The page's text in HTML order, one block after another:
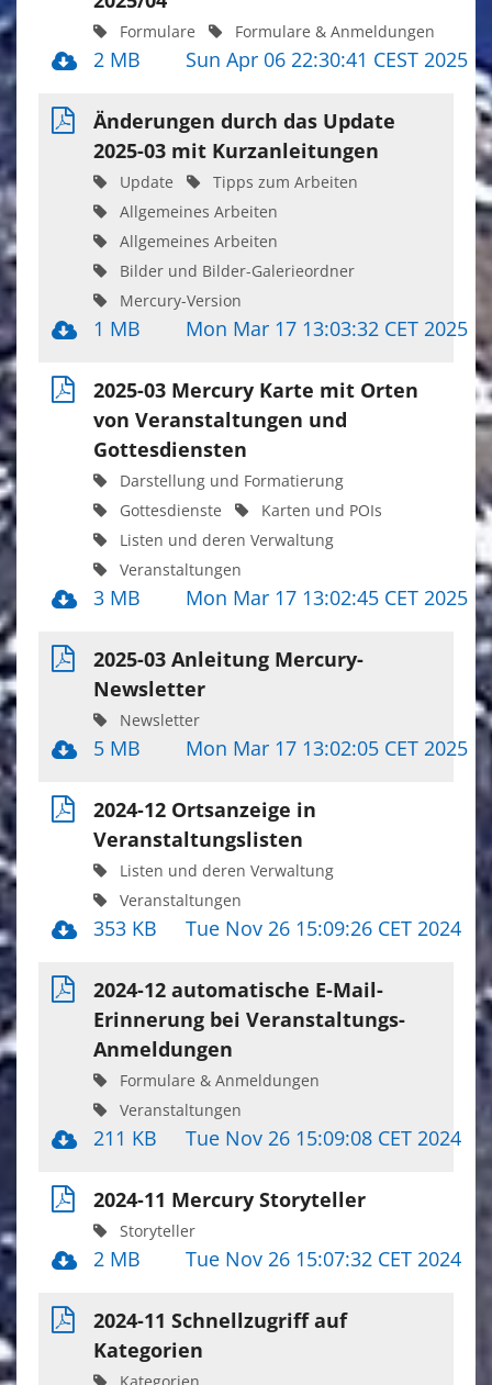
Formulare Formulare & Anmeldungen
2 MB Sun Apr 06 22:30:41 CEST 2025
Änderungen durch das Update
2025-03 mit Kurzanleitungen
Update
Tipps zum Arbeiten
Allgemeines Arbeiten
Allgemeines Arbeiten
Bilder und Bilder-Galerieordner
Mercury-Version
1 MB Mon Mar 17 13:03:32 CET 2025
2025-03 Mercury Karte mit Orten
von Veranstaltungen und
Gottesdiensten
Darstellung und Formatierung
Gottesdienste
Karten und POIs
Listen und deren Verwaltung
Veranstaltungen
3 MB Mon Mar 17 13:02:45 CET 2025
2025-03 Anleitung Mercury-
Newsletter
Newsletter
5 MB Mon Mar 17 13:02:05 CET 2025
2024-12 Ortsanzeige in
Veranstaltungslisten
Listen und deren Verwaltung
Veranstaltungen
353 KB Tue Nov 26 15:09:26 CET 2024
2024-12 automatische E-Mail-
Erinnerung bei Veranstaltungs-
Anmeldungen
Formulare & Anmeldungen
Veranstaltungen
211 KB Tue Nov 26 15:09:08 CET 2024
2024-11 Mercury Storyteller
Storyteller
2 MB Tue Nov 26 15:07:32 CET 2024
2024-11 Schnellzugriff auf
Kategorien